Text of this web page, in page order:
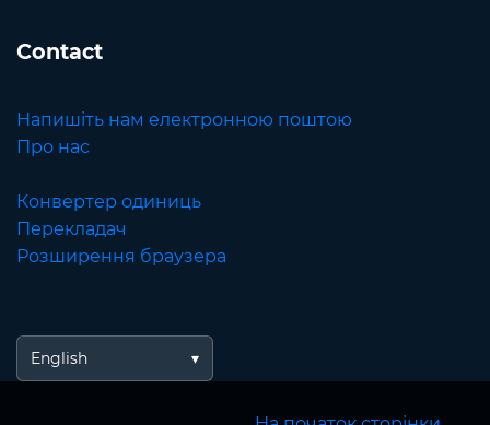
Contact
Напишіть нам електронною поштою
Про нас
Конвертер одиниць
Перекладач
Розширення браузера
English